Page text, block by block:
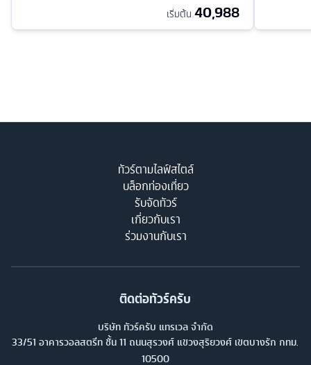
เริ่มต้น 40,988
ทัวร์ตามไลฟ์สไตล์
บล็อกท่องเที่ยว
รับจัดทัวร์
เกี่ยวกับเรา
ร่วมงานกับเรา
ติดต่อทัวร์ครับ
บริษัท ทัวร์ครับ แทรเวล จำกัด
33/51 อาคารวอลสตรีท ชั้น 11 ถนนสุรวงศ์ แขวงสุริยวงศ์ เขตบางรัก กทม.
10500